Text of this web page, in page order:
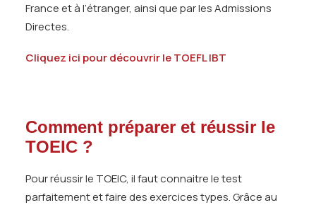
France et à l’étranger, ainsi que par les Admissions
Directes.
Cliquez ici pour découvrir le TOEFL IBT
Comment préparer et réussir le
TOEIC ?
Pour réussir le TOEIC, il faut connaitre le test
parfaitement et faire des exercices types. Grâce au